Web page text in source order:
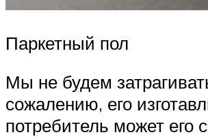
Паркетный пол
Мы не будем
сожалению, его
потребитель может его